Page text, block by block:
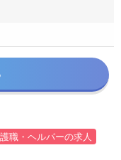
職・ヘルパーの求人